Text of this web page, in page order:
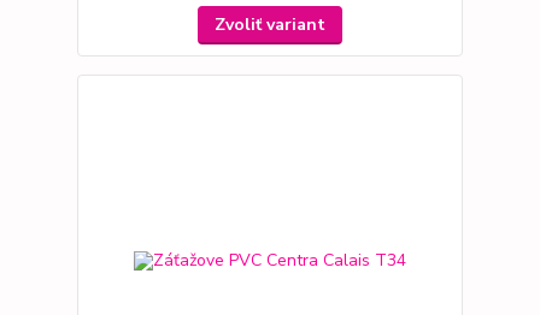
Zvoliť variant